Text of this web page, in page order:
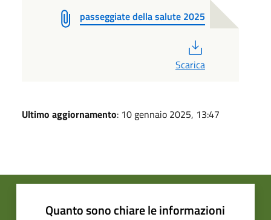
passeggiate della salute 2025
Scarica
Ultimo aggiornamento: 10 gennaio 2025, 13:47
Quanto sono chiare le informazioni